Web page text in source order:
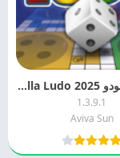
تحميل يلا لودو 2025 Yalla Ludo اخر اصدار مجانا
1.3.9.1
Aviva Sun